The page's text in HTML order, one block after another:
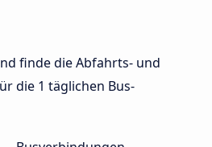
finde die Abfahrts- und
die 1 täglichen Bus-